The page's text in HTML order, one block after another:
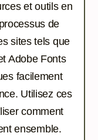
et outils en
de
sites tels que
Adobe Fonts
facilement
Utilisez ces
comment
ensemble.